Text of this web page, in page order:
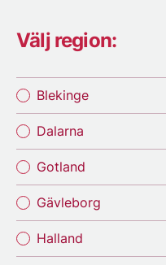
Välj region:
Blekinge
Dalarna
Gotland
Gävleborg
Halland